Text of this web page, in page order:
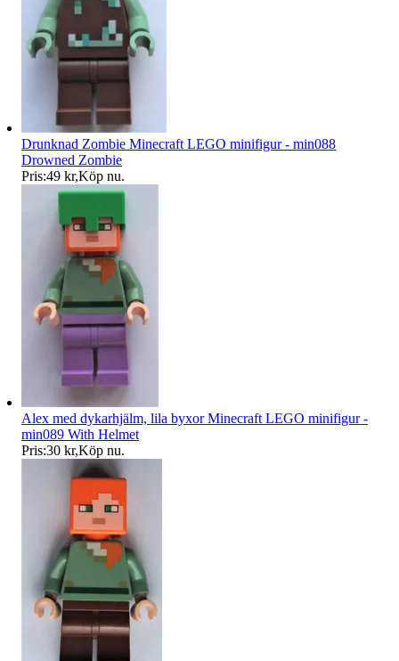
Drunknad Zombie Minecraft LEGO minifigur - min088
Drowned Zombie
Pris:49 kr,Köp nu.
Alex med dykarhjälm, lila byxor Minecraft LEGO minifigur -
min089 With Helmet
Pris:30 kr,Köp nu.